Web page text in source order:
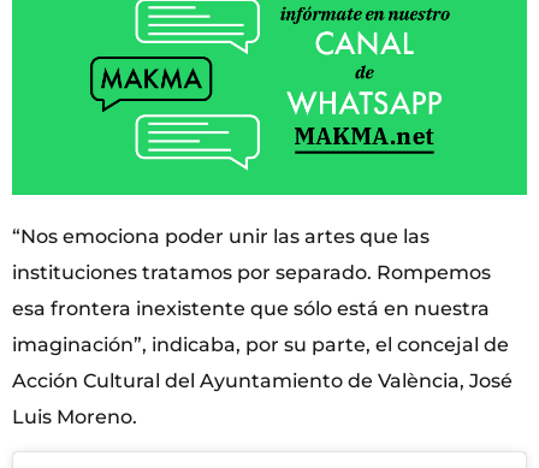
“Nos emociona poder unir las artes que las
instituciones tratamos por separado. Rompemos
esa frontera inexistente que sólo está en nuestra
imaginación”, indicaba, por su parte, el concejal de
Acción Cultural del Ayuntamiento de València, José
Luis Moreno.